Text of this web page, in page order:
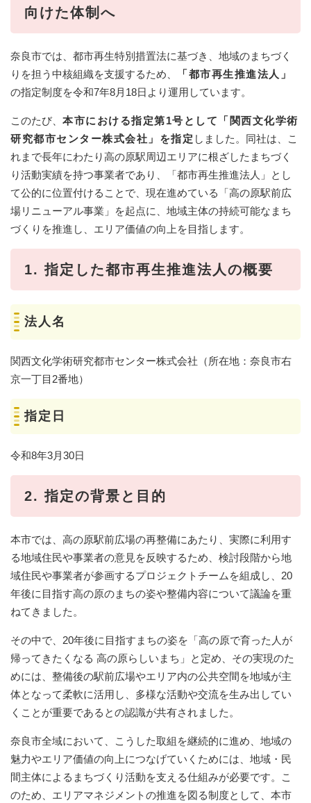
向けた体制へ​
奈良市では、都市再生特別措置法に基づき、地域のまちづく
りを担う中核組織を支援するため、
「都市再生推進法人」
の指定制度を令和7年8月18日より運用しています。
このたび、 本市における指定第1号として「関西文化学術
研究都市センター株式会社」を指定 しました。同社は、こ
れまで長年にわたり高の原駅周辺エリアに根ざしたまちづく
り活動実績を持つ事業者であり、「都市再生推進法人」とし
て公的に位置付けることで、現在進めている「高の原駅前広
場リニューアル事業」を起点に、地域主体の持続可能なまち
づくりを推進し、エリア価値の向上を目指します。​
1. 指定した都市再生推進法人の概要​
法人名​
関西文化学術研究都市センター株式会社（所在地：奈良市右
京一丁目2番地）
指定日
令和8年3月30日
2. 指定の背景と目的
本市では、高の原駅前広場の再整備にあたり、実際に利用す
る地域住民や事業者の意見を反映するため、検討段階から地
域住民や事業者が参画するプロジェクトチームを組成し、20
年後に目指す高の原のまちの姿や整備内容について議論を重
ねてきました。
その中で、20年後に目指すまちの姿を「高の原で育った人が
帰ってきたくなる 高の原らしいまち」と定め、その実現のた
めには、整備後の駅前広場やエリア内の公共空間を地域が主
体となって柔軟に活用し、多様な活動や交流を生み出してい
くことが重要であるとの認識が共有されました。
奈良市全域において、こうした取組を継続的に進め、地域の
魅力やエリア価値の向上につなげていくためには、地域・民
間主体によるまちづくり活動を支える仕組みが必要です。こ
のため、エリアマネジメントの推進を図る制度として、本市